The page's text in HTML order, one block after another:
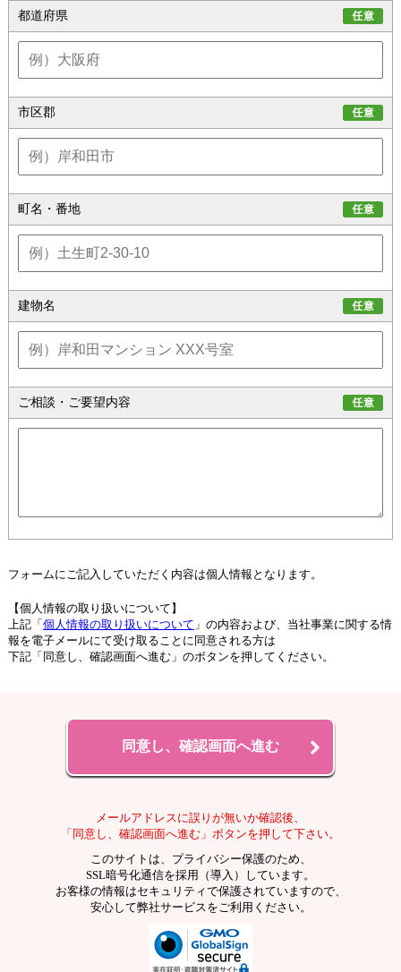
都道府県
市区郡
町名・番地
建物名
ご相談・ご要望内容
フォームにご記入していただく内容は個人情報となります。
【個人情報の取り扱いについて】
上記「 個人情報の取り扱いについて 」の内容および、当社事業に関する情
報を電子メールにて受け取ることに同意される方は
下記「同意し、確認画面へ進む」のボタンを押してください。
メールアドレスに誤りが無いか確認後、
「同意し、確認画面へ進む」ボタンを押して下さい。
このサイトは、プライバシー保護のため、
SSL暗号化通信を採用（導入）しています。
お客様の情報はセキュリティで保護されていますので、
安心して弊社サービスをご利用ください。